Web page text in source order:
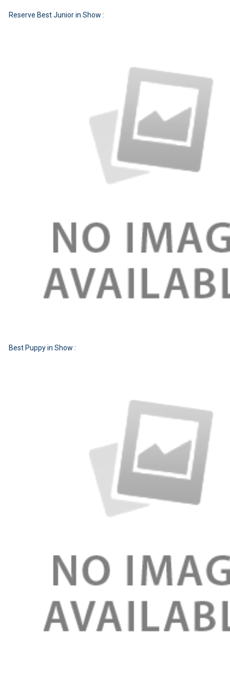
Reserve Best Junior in Show :
Best Puppy in Show :